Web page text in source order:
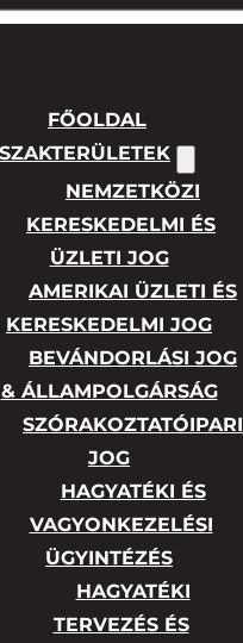
FŐOLDAL
SZAKTERÜLETEK
NEMZETKÖZI
KERESKEDELMI ÉS
ÜZLETI JOG
AMERIKAI ÜZLETI ÉS
KERESKEDELMI JOG
BEVÁNDORLÁSI JOG
& ÁLLAMPOLGÁRSÁG
SZÓRAKOZTATÓIPARI
JOG
HAGYATÉKI ÉS
VAGYONKEZELÉSI
ÜGYINTÉZÉS
HAGYATÉKI
TERVEZÉS ÉS